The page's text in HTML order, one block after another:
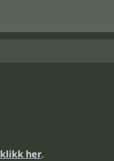
klikk her.